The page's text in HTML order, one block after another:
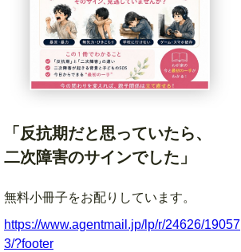
「反抗期だと思っていたら、
二次障害のサインでした」
無料小冊子をお配りしています。
https://www.agentmail.jp/lp/r/24626/19057
3/?footer